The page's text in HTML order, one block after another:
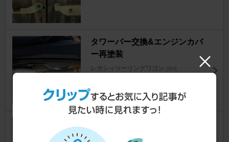
タワーバー交換&エンジンカバ
ー再塗装
レガシィツーリングワゴン [BH]
レガシィツーリングワゴン